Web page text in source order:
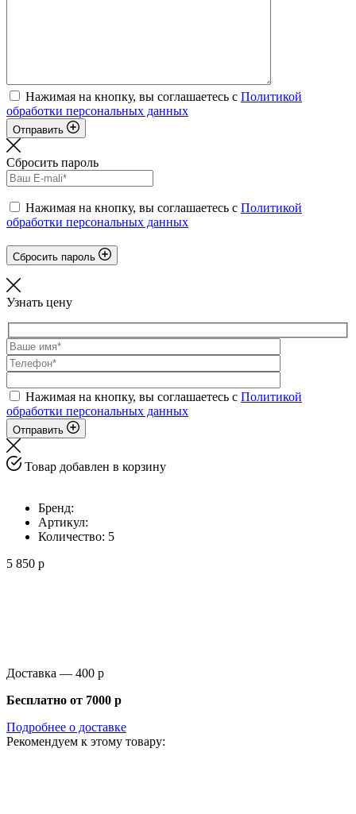
Нажимая на кнопку, вы соглашаетесь с Политикой
обработки персональных данных
Отправить
Сбросить пароль
Нажимая на кнопку, вы соглашаетесь с Политикой
обработки персональных данных
Сбросить пароль
Узнать цену
Нажимая на кнопку, вы соглашаетесь с Политикой
обработки персональных данных
Отправить
Товар добавлен в корзину
Бренд:
Артикул:
Количество: 5
5 850 р
Доставка — 400 р
Бесплатно от 7000 р
Подробнее о доставке
Рекомендуем к этому товару: